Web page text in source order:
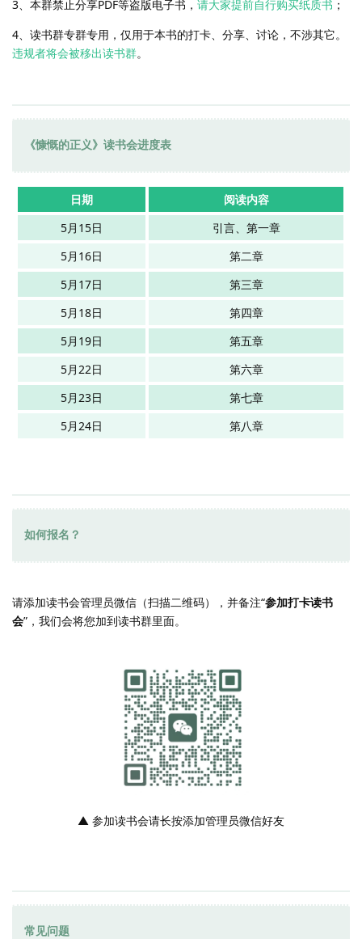
3、本群禁止分享PDF等盗版电子书， 请大家提前自行购买纸质书 ；
4、读书群专群专用，仅用于本书的打卡、分享、讨论，不涉其它。
违规者将会被移出读书群。
《慷慨的正义》读书会进度表
日期
阅读内容
5月15日
引言、第一章
5月16日
第二章
5月17日
第三章
5月18日
第四章
5月19日
第五章
5月22日
第六章
5月23日
第七章
5月24日
第八章
如何报名？
请添加读书会管理员微信（扫描二维码），并备注“参加打卡读书
会”，我们会将您加到读书群里面。
▲ 参加读书会请长按添加管理员微信好友
常见问题